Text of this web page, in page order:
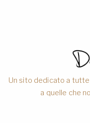
Un sito dedicato a
a quelle che